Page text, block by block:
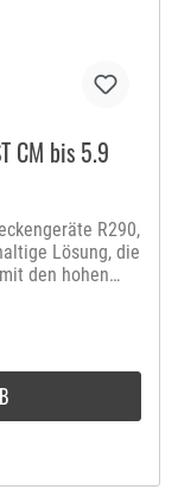
CM bis 5.9
R290,
Lösung, die
den hohen
Lösung der
maximieren
(maximal 150
in bewohnten